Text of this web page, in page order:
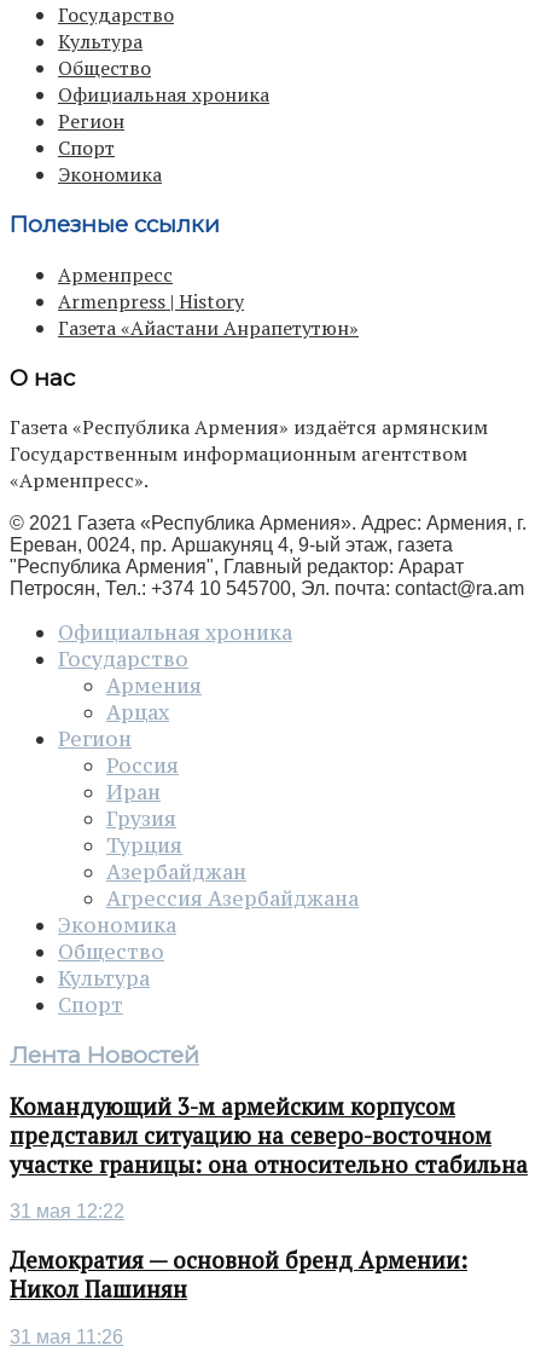
Государство
Культура
Общество
Официальная хроника
Регион
Спорт
Экономика
Полезные ссылки
Арменпресс
Armenpress | History
Газета «Айастани Анрапетутюн»
О нас
Газета «Республика Армения» издаётся армянским
Государственным информационным агентством
«Арменпресс».
© 2021 Газета «Республика Армения». Адрес: Армения, г.
Ереван, 0024, пр. Аршакуняц 4, 9-ый этаж, газета
"Республика Армения", Главный редактор: Арарат
Петросян, Тел.: +374 10 545700, Эл. почта: contact@ra.am
Официальная хроника
Государство
Армения
Арцах
Регион
Россия
Иран
Грузия
Турция
Азербайджан
Агрессия Азербайджана
Экономика
Общество
Культура
Спорт
Лента Новостей
Командующий 3-м армейским корпусом
представил ситуацию на северо-восточном
участке границы: она относительно стабильна
31 мая 12:22
Демократия — основной бренд Армении:
Никол Пашинян
31 мая 11:26